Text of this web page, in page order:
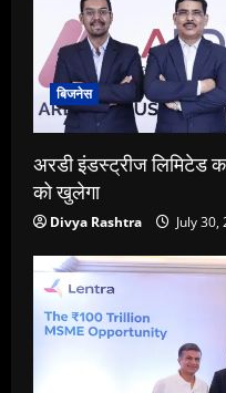
बिजनेस
अरडी इंडस्ट्रीज लिमिटेड
को खुलेगा
Divya Rashtra July 30,